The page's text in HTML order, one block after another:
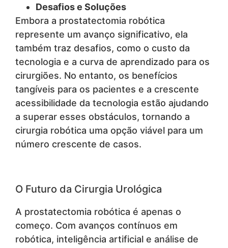
Desafios e Soluções
Embora a prostatectomia robótica
represente um avanço significativo, ela
também traz desafios, como o custo da
tecnologia e a curva de aprendizado para os
cirurgiões. No entanto, os benefícios
tangíveis para os pacientes e a crescente
acessibilidade da tecnologia estão ajudando
a superar esses obstáculos, tornando a
cirurgia robótica uma opção viável para um
número crescente de casos.
O Futuro da Cirurgia Urológica
A prostatectomia robótica é apenas o
começo. Com avanços contínuos em
robótica, inteligência artificial e análise de